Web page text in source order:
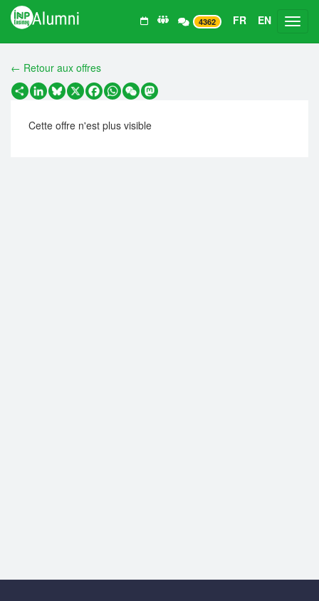
4362 FR EN
← Retour aux offres
PartagerLinkedIn
Bluesky
X Facebook
WhatsApp
WeChatMastodon
Cette offre n'est plus visible